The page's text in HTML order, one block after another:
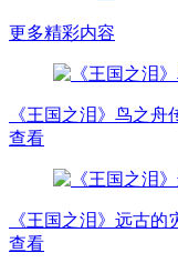
更多精彩内容
《王国之泪》鸟之
查看
《王国之泪》远古
查看